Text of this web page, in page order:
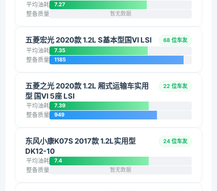
平均油耗 7.27
整备质量 暂无数据
五菱宏光 2020款 1.2L S基本型国VI LSI 68 位车友
平均油耗 7.35
整备质量 1185
五菱之光 2020款 1.2L 厢式运输车实用
型 国VI 5座 LSI
22 位车友
平均油耗 7.39
整备质量 949
东风小康K07S 2017款 1.2L实用型
DK12-10
24 位车友
平均油耗 7.4
整备质量 暂无数据